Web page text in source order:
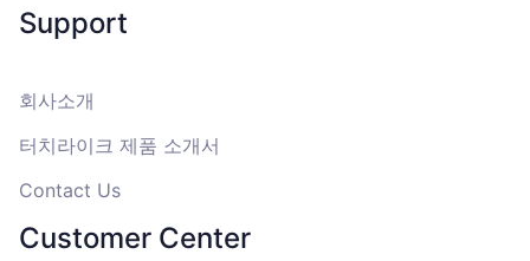
Support
회사소개
터치라이크 제품 소개서
Contact Us
Customer Center